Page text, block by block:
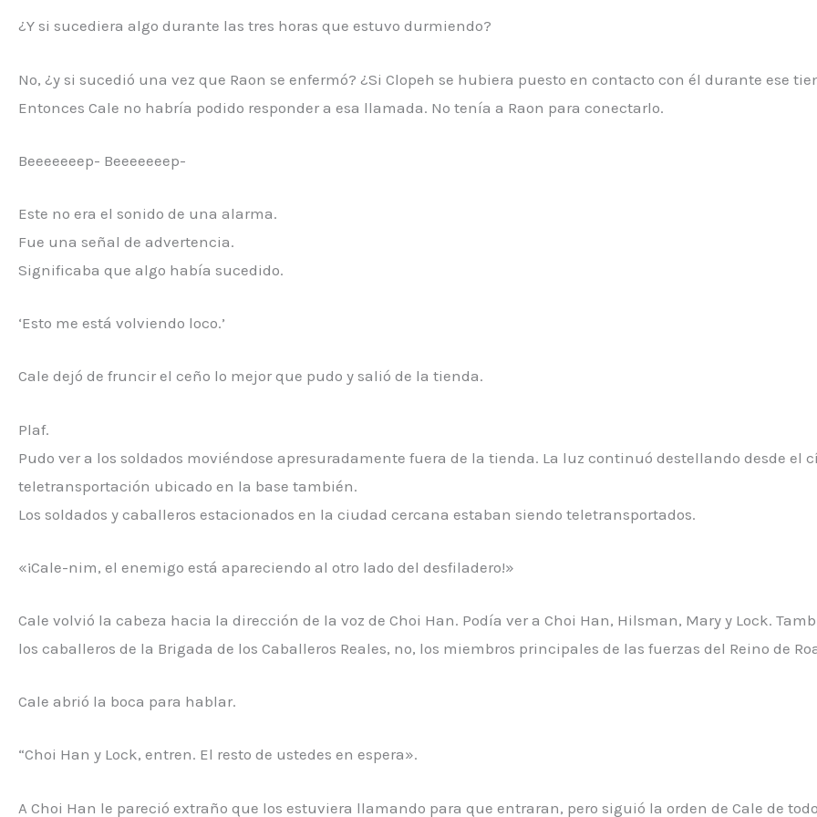
¿Y si sucediera algo durante las tres horas que estuvo durmiendo?
No, ¿y si sucedió una vez que Raon se enfermó? ¿Si Clopeh se hubiera puesto en contacto con él durante ese
Entonces Cale no habría podido responder a esa llamada. No tenía a Raon para conectarlo.
Beeeeeeep- Beeeeeeep-
Este no era el sonido de una alarma.
Fue una señal de advertencia.
Significaba que algo había sucedido.
‘Esto me está volviendo loco.’
Cale dejó de fruncir el ceño lo mejor que pudo y salió de la tienda.
Plaf.
Pudo ver a los soldados moviéndose apresuradamente fuera de la tienda. La luz continuó destellando desde el
teletransportación ubicado en la base también.
Los soldados y caballeros estacionados en la ciudad cercana estaban siendo teletransportados.
«¡Cale-nim, el enemigo está apareciendo al otro lado del desfiladero!»
Cale volvió la cabeza hacia la dirección de la voz de Choi Han. Podía ver a Choi Han, Hilsman, Mary y Lock.
los caballeros de la Brigada de los Caballeros Reales, no, los miembros principales de las fuerzas del Reino de
Cale abrió la boca para hablar.
“Choi Han y Lock, entren. El resto de ustedes en espera».
A Choi Han le pareció extraño que los estuviera llamando para que entraran, pero siguió la orden de Cale de